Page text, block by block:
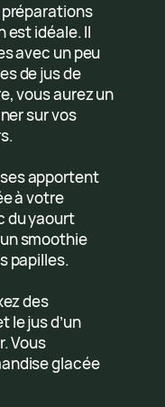
est idéale. Il
avec un peu
de jus de
vous aurez un
sur vos
apportent
à votre
du yaourt
smoothie
papilles.
des
le jus d’un
Vous
glacée